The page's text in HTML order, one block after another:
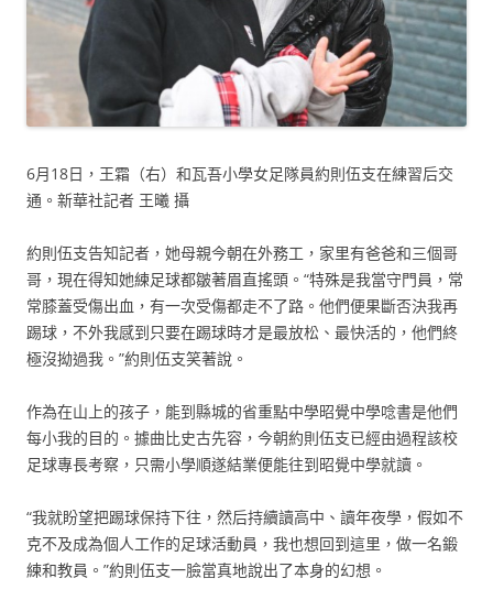
6月18日，王霜（右）和瓦吾小學女足隊員約則伍支在練習后交
通。新華社記者 王曦 攝
約則伍支告知記者，她母親今朝在外務工，家里有爸爸和三個哥
哥，現在得知她練足球都皺著眉直搖頭。“特殊是我當守門員，常
常膝蓋受傷出血，有一次受傷都走不了路。他們便果斷否決我再
踢球，不外我感到只要在踢球時才是最放松、最快活的，他們終
極沒拗過我。”約則伍支笑著說。
作為在山上的孩子，能到縣城的省重點中學昭覺中學唸書是他們
每小我的目的。據曲比史古先容，今朝約則伍支已經由過程該校
足球專長考察，只需小學順遂結業便能往到昭覺中學就讀。
“我就盼望把踢球保持下往，然后持續讀高中、讀年夜學，假如不
克不及成為個人工作的足球活動員，我也想回到這里，做一名鍛
練和教員。”約則伍支一臉當真地說出了本身的幻想。